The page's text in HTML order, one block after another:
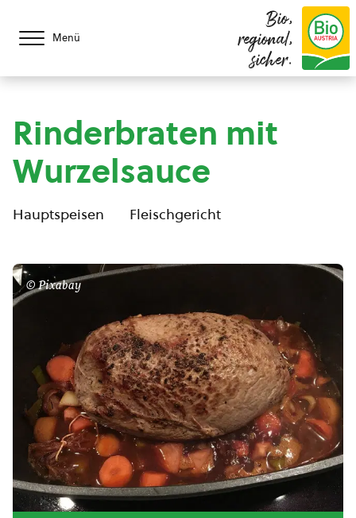
Menü
Bio,
regional,
sicher.
Rinderbraten mit
Wurzelsauce
Hauptspeisen Fleischgericht
© Pixabay